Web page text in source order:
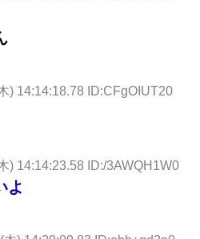
) 14:14:18.78 ID:CFgOIUT20
) 14:14:23.58 ID:/3AWQH1W0
よ